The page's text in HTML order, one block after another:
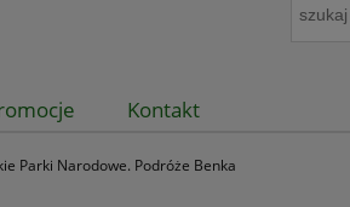
Kontakt
Parki Narodowe. Podróże Benka